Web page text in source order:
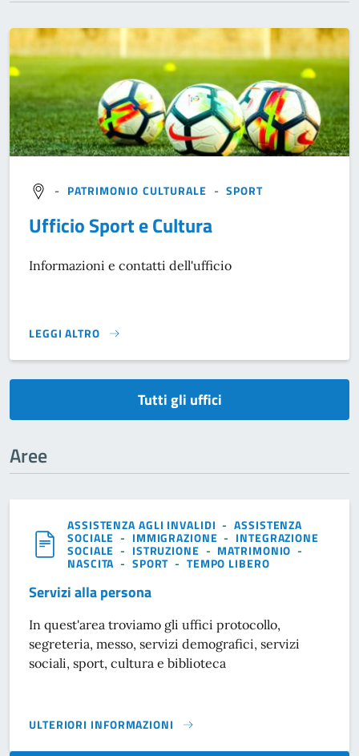
- PATRIMONIO CULTURALE -SPORT
Ufficio Sport e Cultura
Informazioni e contatti dell'ufficio
LEGGI ALTRO
}
Tutti gli uffici
Aree
ASSISTENZA AGLI INVALIDI -ASSISTENZA
SOCIALE - IMMIGRAZIONE - INTEGRAZIONE
SOCIALE - ISTRUZIONE - MATRIMONIO -
NASCITA - SPORT - TEMPO LIBERO
Servizi alla persona
In quest'area troviamo gli uffici protocollo,
segreteria, messo, servizi demografici, servizi
sociali, sport, cultura e biblioteca
ULTERIORI INFORMAZIONI
SERVIZI ALLA PERSONA}